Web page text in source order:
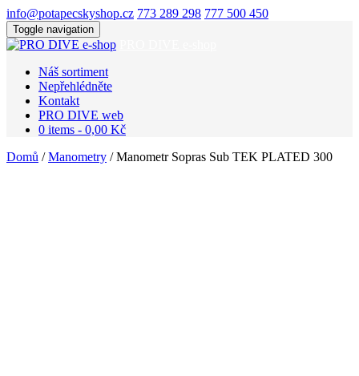
info@potapecskyshop.cz 773 289 298 777 500 450
Toggle navigation
Náš sortiment
Nepřehlédněte
Kontakt
PRO DIVE web
0 items - 0,00 Kč
Domů /Manometry / Manometr Sopras Sub TEK PLATED 300